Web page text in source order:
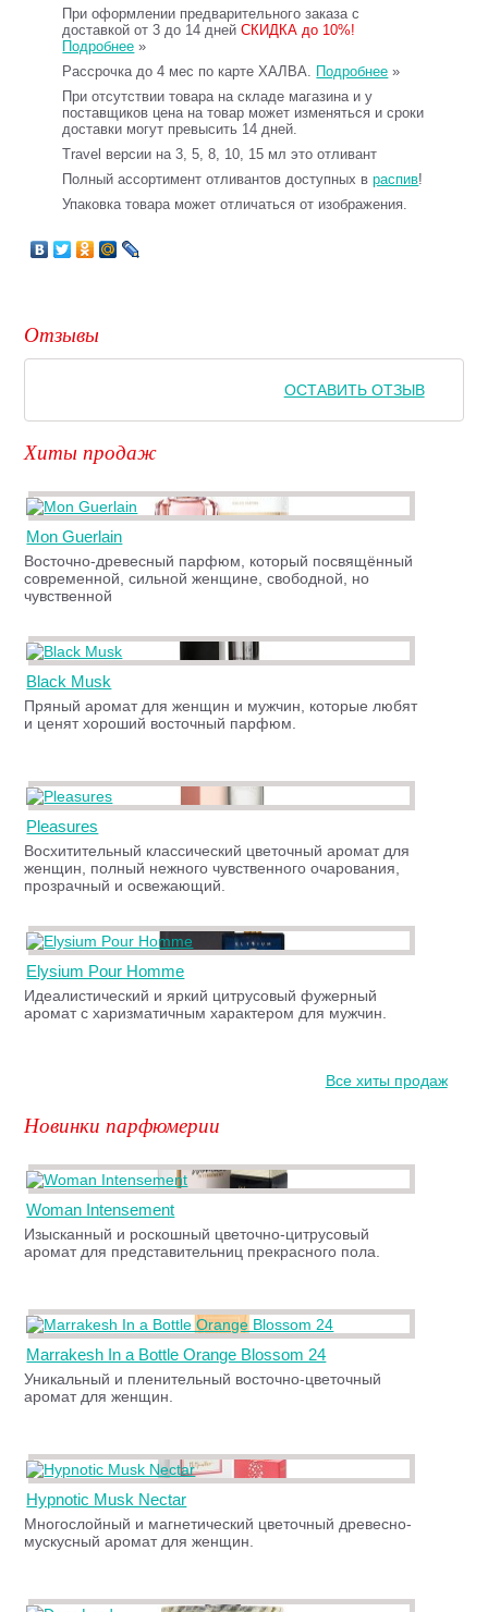
При оформлении предварительного заказа с
доставкой от 3 до 14 днейСКИДКА до 10%!
Подробнее »
Рассрочка до 4 мес по карте ХАЛВА. Подробнее »
При отсутствии товара на складе магазина и у
поставщиков цена на товар может изменяться и сроки
доставки могут превысить 14 дней.
Travel версии на 3, 5, 8, 10, 15 мл это отливант
Полный ассортимент отливантов доступных враспив!
Упаковка товара может отличаться от изображения.
Отзывы
ОСТАВИТЬ ОТЗЫВ
Хиты продаж
Mon Guerlain
Восточно-древесный парфюм, который посвящённый
современной, сильной женщине, свободной, но
чувственной
Black Musk
Пряный аромат для женщин и мужчин, которые любят
и ценят хороший восточный парфюм.
Pleasures
Восхитительный классический цветочный аромат для
женщин, полный нежного чувственного очарования,
прозрачный и освежающий.
Elysium Pour Homme
Идеалистический и яркий цитрусовый фужерный
аромат с харизматичным характером для мужчин.
Все хиты продаж
Новинки парфюмерии
Woman Intensement
Изысканный и роскошный цветочно-цитрусовый
аромат для представительниц прекрасного пола.
Marrakesh In a Bottle Orange Blossom 24
Уникальный и пленительный восточно-цветочный
аромат для женщин.
Hypnotic Musk Nectar
Многослойный и магнетический цветочный древесно-
мускусный аромат для женщин.